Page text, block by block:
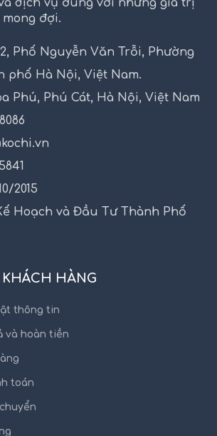
dịch vụ đúng với những giá trị
đợi.
Phố Nguyễn Văn Trỗi, Phường
phố Hà Nội, Việt Nam.
Phú, Phú Cát, Hà Nội, Việt Nam
2015
Hoạch và Đầu Tư Thành Phố
HÀNG
thông tin
và hoàn tiền
toán